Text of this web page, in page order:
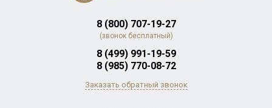
8 (800) 707-19-27
(звонок бесплатный)
8 (499) 991-19-59
8 (985) 770-08-72
Заказать обратный звонок